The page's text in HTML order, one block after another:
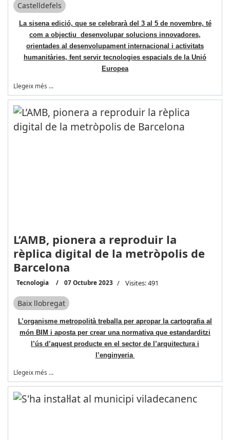
Castelldefels
La sisena edició, que se celebrarà del 3 al 5 de novembre, té
com a objectiu desenvolupar solucions innovadores,
orientades al desenvolupament internacional i activitats
humanitàries, fent servir tecnologies espacials de la Unió
Europea
Llegeix més …
L’AMB, pionera a reproduir la
rèplica digital de la metròpolis de
Barcelona
Tecnologia 07 Octubre 2023 Visites: 491
Baix llobregat
L’organisme metropolità treballa per apropar la cartografia al
món BIM i aposta per crear una normativa que estandarditzi
l’ús d’aquest producte en el sector de l’arquitectura i
l’enginyeria
Llegeix més …